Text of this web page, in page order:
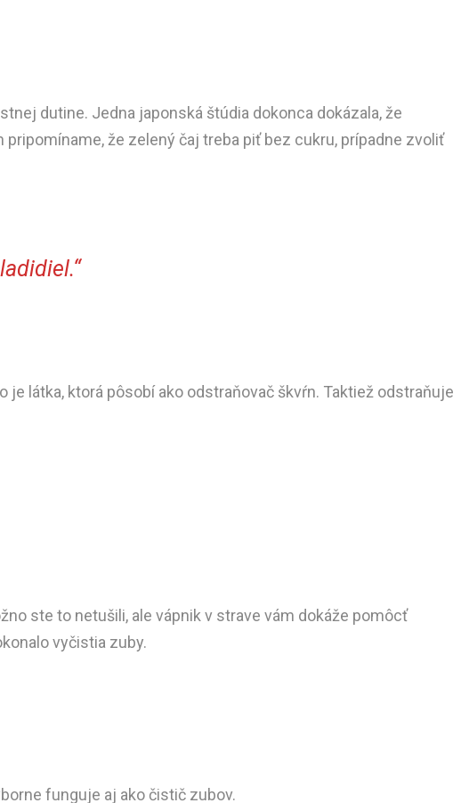
dutine. Jedna japonská štúdia dokonca dokázala, že
že zelený čaj treba piť bez cukru, prípadne zvoliť
látka, ktorá pôsobí ako odstraňovač škvŕn. Taktiež odstraňuje
ste to netušili, ale vápnik v strave vám dokáže pomôcť
vyčistia zuby.
funguje aj ako čistič zubov.